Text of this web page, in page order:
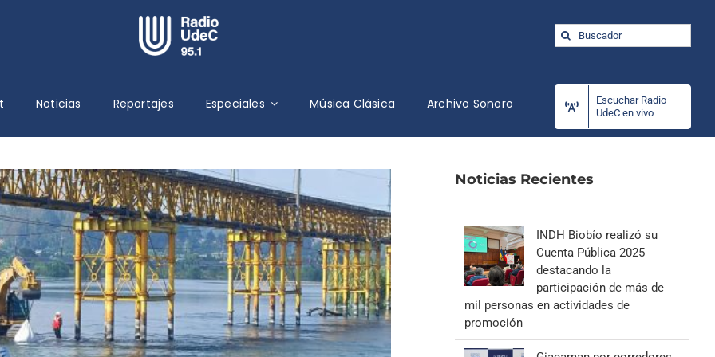
Escuchar Radio UdeC en vivo
Quiénes Somos
Programación
Podcast
Noticias
Reportajes
Columnas
Música Clásica
Especiales
Buscar:
Noticias Reportajes Especiales Música Clásica Archivo Sonoro
Escuchar Radio
UdeC en vivo
Noticias Recientes
INDH Biobío realizó su
Cuenta Pública 2025
destacando la
participación de más de
mil personas en actividades de
promoción